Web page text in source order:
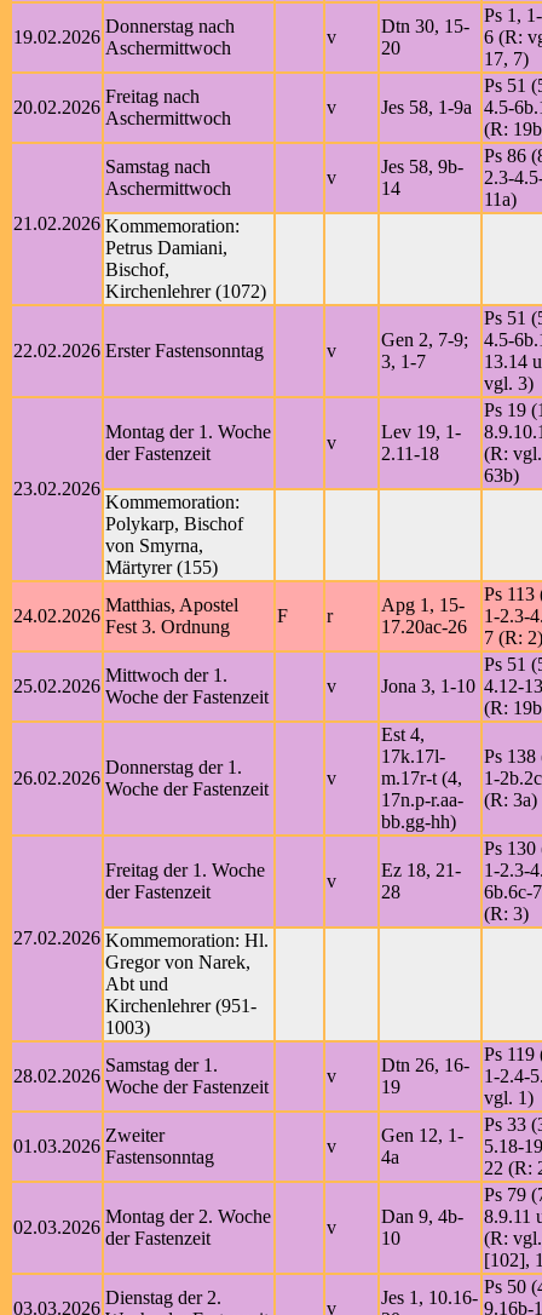
19.02.2026
Donnerstag nach
Aschermittwoch
v
Dtn 30, 15-
20
Ps 1,
6 (R:
17, 7)
20.02.2026
Freitag nach
Aschermittwoch
v Jes 58, 1-9a
Ps 51
4.5-
(R:
21.02.2026
Samstag nach
Aschermittwoch
v
Jes 58, 9b-
14
Ps 86
2.3-
11a)
Kommemoration:
Petrus Damiani,
Bischof,
Kirchenlehrer (1072)
22.02.2026 Erster Fastensonntag v
Gen 2, 7-9;
3, 1-7
Ps 51
4.5-
13.14
vgl. 3)
23.02.2026
Montag der 1. Woche
der Fastenzeit
v
Lev 19, 1-
2.11-18
Ps 19
(R:
63b)
Kommemoration:
Polykarp, Bischof
von Smyrna,
Märtyrer (155)
24.02.2026
Matthias, Apostel
Fest 3. Ordnung
F r
Apg 1, 15-
17.20ac-26
Ps 113
1-2.3-
7 (R: 2)
25.02.2026
Mittwoch der 1.
Woche der Fastenzeit
v Jona 3, 1-10
Ps 51
4.12-
(R:
26.02.2026
Donnerstag der 1.
Woche der Fastenzeit
v
Est 4,
17k.17l-
m.17r-t (4,
17n.p-r.aa-
bb.gg-hh)
Ps 138
1-
(R: 3a)
27.02.2026
Freitag der 1. Woche
der Fastenzeit
v
Ez 18, 21-
28
Ps 130
1-2.3-
6b.6c-
(R: 3)
Kommemoration: Hl.
Gregor von Narek,
Abt und
Kirchenlehrer (951-
1003)
28.02.2026
Samstag der 1.
Woche der Fastenzeit
v
Dtn 26, 16-
19
Ps 119
1-2.4-
vgl. 1)
01.03.2026
Zweiter
Fastensonntag
v
Gen 12, 1-
4a
Ps 33
5.18-
22 (R:
02.03.2026
Montag der 2. Woche
der Fastenzeit
v
Dan 9, 4b-
10
Ps 79
8.9.11
(R:
[102],
03.03.2026
Dienstag der 2.
v
Jes 1, 10.16-
Ps 50
9.16b-